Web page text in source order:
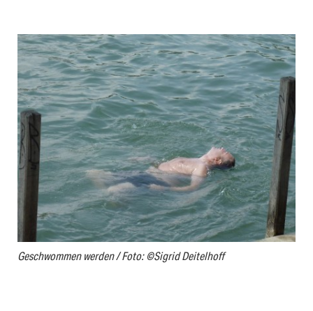
Geschwommen werden / Foto: ©Sigrid Deitelhoff